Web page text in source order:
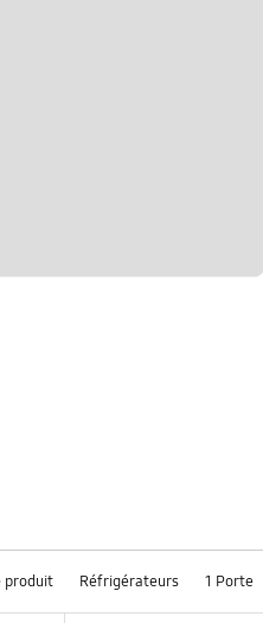
produit Réfrigérateurs 1 Porte